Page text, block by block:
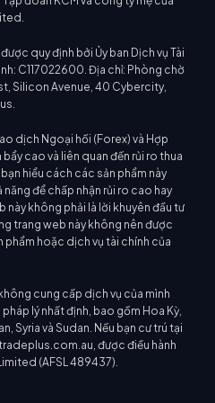
quy định bởi Ủy ban Dịch vụ Tài
C117022600. Địa chỉ: Phòng chờ
Silicon Avenue, 40 Cybercity,
dịch Ngoại hối (Forex) và Hợp
cao và liên quan đến rủi ro thua
hiểu cách các sản phẩm này
để chấp nhận rủi ro cao hay
này không phải là lời khuyên đầu tư
trang web này không nên được
phẩm hoặc dịch vụ tài chính của
cung cấp dịch vụ của mình
lý nhất định, bao gồm Hoa Kỳ,
Syria và Sudan. Nếu bạn cư trú tại
được điều hành
(AFSL 489437).